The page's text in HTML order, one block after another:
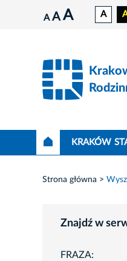
A A A A
KRAKÓW
Strona główna
Znajdź w
FRAZA: